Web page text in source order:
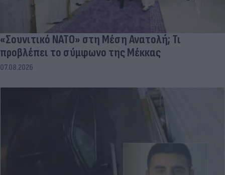
«Σουνιτικό ΝΑΤΟ» στη Μέση Ανατολή; Τι
προβλέπει το σύμφωνο της Μέκκας
07.08.2026